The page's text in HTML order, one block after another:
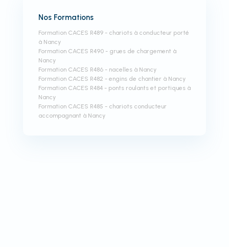
Nos Formations
Formation CACES R489 - chariots à conducteur porté
à Nancy
Formation CACES R490 - grues de chargement à
Nancy
Formation CACES R486 - nacelles à Nancy
Formation CACES R482 - engins de chantier à Nancy
Formation CACES R484 - ponts roulants et portiques à
Nancy
Formation CACES R485 - chariots conducteur
accompagnant à Nancy